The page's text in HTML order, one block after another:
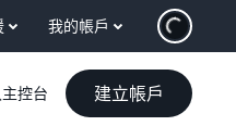
我的帳戶
控台 建立帳戶